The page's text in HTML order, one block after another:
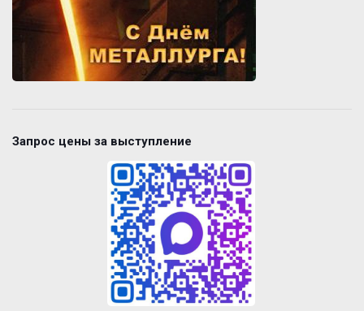
Запрос цены за выступление